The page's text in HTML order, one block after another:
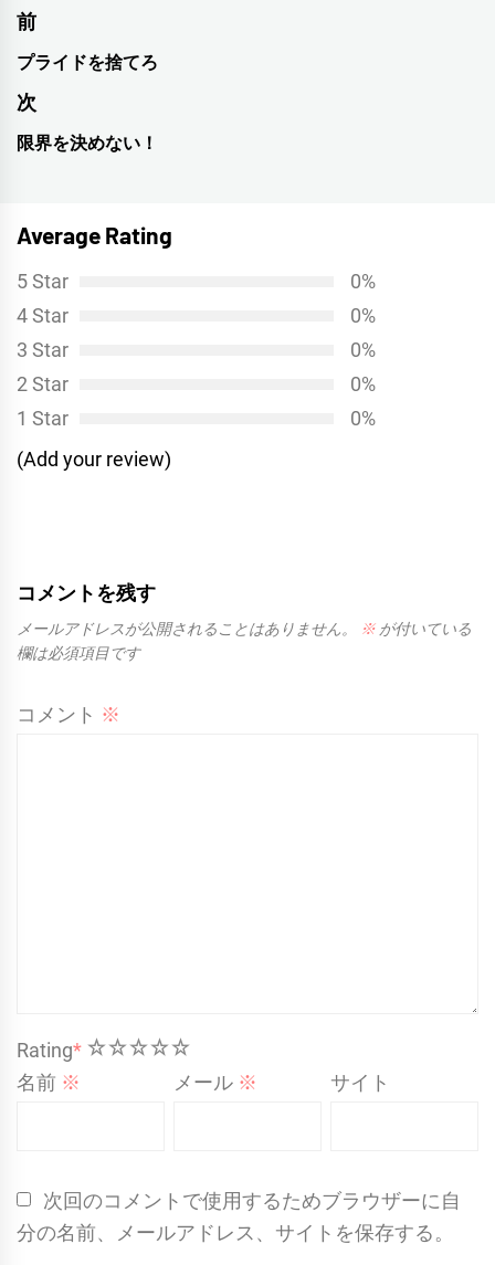
投
稿
ナ
ビ
ー
ョ
ン
前
前
の
投
プライドを捨てろ
次
次
稿:
限界を決めない！
Average Rating
5 Star
0%
4 Star
0%
3 Star
0%
2 Star
0%
1 Star
0%
(Add your review)
コメントを残す
メールアドレスが公開されることはありません。 ※ が付いている
欄は必須項目です
コメント ※
Rating* 5
4
3
2
1
名前 ※ メール ※ サイト
次回のコメントで使用するためブラウザーに自
分の名前、メールアドレス、サイトを保存する。